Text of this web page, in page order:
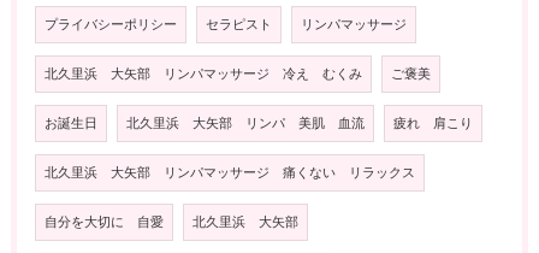
プライバシーポリシー セラピスト リンパマッサージ
北久里浜 大矢部 リンパマッサージ 冷え むくみ ご褒美
お誕生日 北久里浜 大矢部 リンパ 美肌 血流 疲れ 肩こり
北久里浜 大矢部 リンパマッサージ 痛くない リラックス
自分を大切に 自愛 北久里浜 大矢部